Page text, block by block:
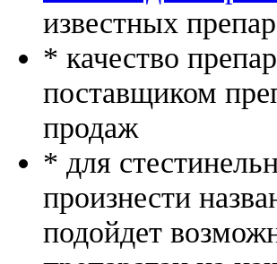
известных
* качество
поставщиком
продаж
* для
произнести
подойдет